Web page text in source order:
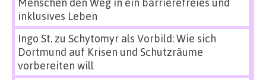
inklusives Leben
Ingo St.zu Schytomyr als Vorbild: Wie sich
Dortmund auf Krisen und Schutzräume
vorbereiten will